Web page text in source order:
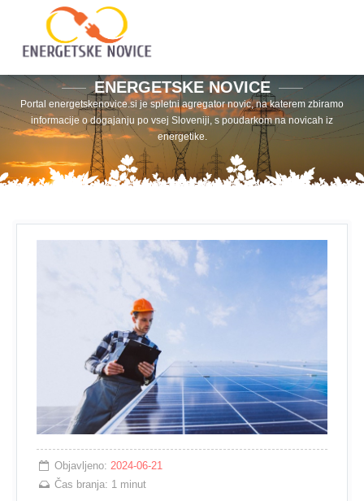
ENERGETSKE NOVICE
Portal energetskenovice.si je spletni agregator novic, na katerem zbiramo
informacije o dogajanju po vsej Sloveniji, s poudarkom na novicah iz
energetike.
Objavljeno: 2024-06-21
Čas branja: 1 minut